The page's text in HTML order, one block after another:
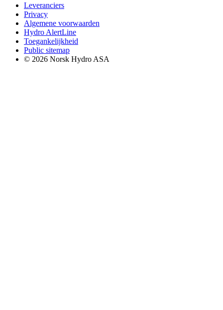
Leveranciers
Privacy
Algemene voorwaarden
Hydro AlertLine
Toegankelijkheid
Public sitemap
© 2026 Norsk Hydro ASA